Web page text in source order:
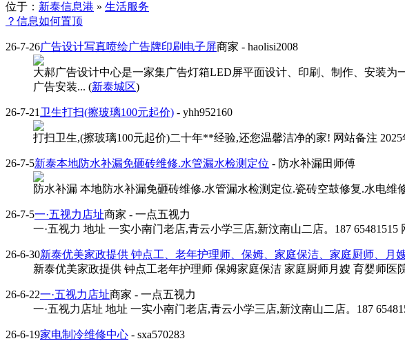
位于： 新泰信息港 » 生活服务
？信息如何置顶
26-7-26广告设计写真喷绘广告牌印刷电子屏商家 - haolisi2008
大郝广告设计中心是一家集广告灯箱LED屏平面设计、印刷、制作、安装
广告安装... (新泰城区)
26-7-21 卫生打扫(擦玻璃100元起价) - yhh952160
打扫卫生,(擦玻璃100元起价)二十年**经验,还您温馨洁净的家! 网站备注
26-7-5新泰本地防水补漏免砸砖维修.水管漏水检测定位 - 防水补漏田师傅
防水补漏 本地防水补漏免砸砖维修.水管漏水检测定位.瓷砖空鼓修复.水电维
26-7-5一·五视力店址商家 - 一点五视力
一·五视力 地址 一实小南门老店,青云小学三店,新汶南山二店。187 65481515
26-6-30新泰优美家政提供 钟点工、老年护理师、保姆、家庭保洁、家庭厨师、月
新泰优美家政提供 钟点工老年护理师 保姆家庭保洁 家庭厨师月嫂 育婴师医
26-6-22一·五视力店址商家 - 一点五视力
一·五视力店址 地址 一实小南门老店,青云小学三店,新汶南山二店。187
26-6-19家电制冷维修中心 - sxa570283